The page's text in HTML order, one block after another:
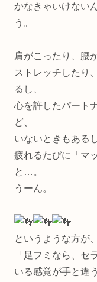
かなきゃいけない
う。
肩がこったり、腰
ストレッチしたり
るし、
心を許したパート
ど、
いないときもあるし
疲れるたびに「マ
と…。
うーん。
というような方が、
「足フミなら、セ
いる感覚が手と違